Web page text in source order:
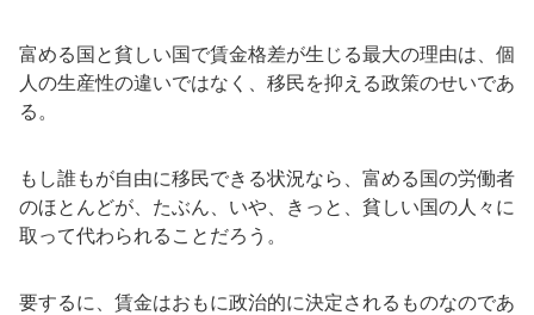
富める国と貧しい国で賃金格差が生じる最大の理由は、個
人の生産性の違いではなく、移民を抑える政策のせいであ
る。
もし誰もが自由に移民できる状況なら、富める国の労働者
のほとんどが、たぶん、いや、きっと、貧しい国の人々に
取って代わられることだろう。
要するに、賃金はおもに政治的に決定されるものなのであ